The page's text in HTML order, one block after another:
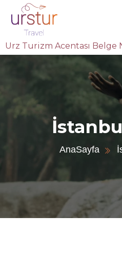
Urz Turizm Acentası Belge
AnaSayfa